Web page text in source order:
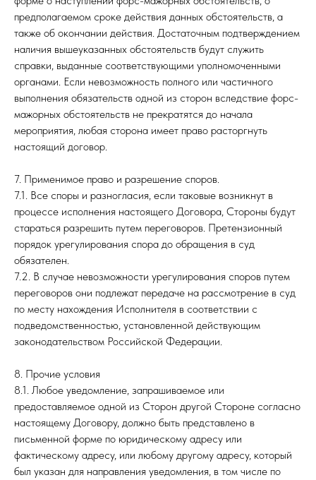
предполагаемом сроке действия данных обстоятельств, а
также об окончании действия. Достаточным подтверждением
наличия вышеуказанных обстоятельств будут служить
справки, выданные соответствующими уполномоченными
органами. Если невозможность полного или частичного
выполнения обязательств одной из сторон вследствие форс-
мажорных обстоятельств не прекратятся до начала
мероприятия, любая сторона имеет право расторгнуть
настоящий договор.
7. Применимое право и разрешение споров.
7.1. Все споры и разногласия, если таковые возникнут в
процессе исполнения настоящего Договора, Стороны будут
стараться разрешить путем переговоров. Претензионный
порядок урегулирования спора до обращения в суд
обязателен.
7.2. В случае невозможности урегулирования споров путем
переговоров они подлежат передаче на рассмотрение в суд
по месту нахождения Исполнителя в соответствии с
подведомственностью, установленной действующим
законодательством Российской Федерации.
8. Прочие условия
8.1. Любое уведомление, запрашиваемое или
предоставляемое одной из Сторон другой Стороне согласно
настоящему Договору, должно быть представлено в
письменной форме по юридическому адресу или
фактическому адресу, или любому другому адресу, который
был указан для направления уведомления, в том числе по